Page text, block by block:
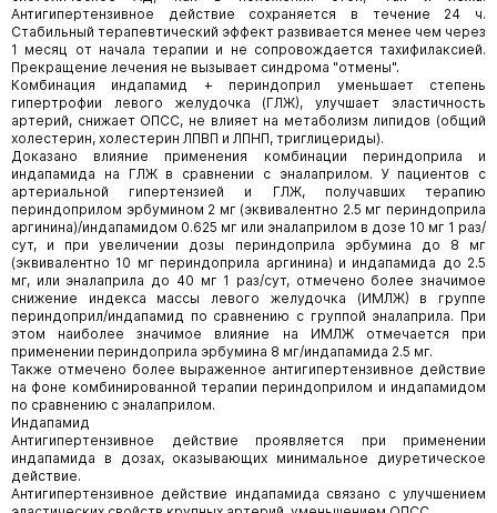
Антигипертензивное действие сохраняется в течение 24 ч.
Стабильный терапевтический эффект развивается менее чем через
1 месяц от начала терапии и не сопровождается тахифилаксией.
Прекращение лечения не вызывает синдрома "отмены".
Комбинация индапамид + периндоприл уменьшает степень
гипертрофии левого желудочка (ГЛЖ), улучшает эластичность
артерий, снижает ОПСС, не влияет на метаболизм липидов (общий
холестерин, холестерин ЛПВП и ЛПНП, триглицериды).
Доказано влияние применения комбинации периндоприла и
индапамида на ГЛЖ в сравнении с эналаприлом. У пациентов с
артериальной гипертензией и ГЛЖ, получавших терапию
периндоприлом эрбумином 2 мг (эквивалентно 2.5 мг периндоприла
аргинина)/индапамидом 0.625 мг или эналаприлом в дозе 10 мг 1 раз/
сут, и при увеличении дозы периндоприла эрбумина до 8 мг
(эквивалентно 10 мг периндоприла аргинина) и индапамида до 2.5
мг, или эналаприла до 40 мг 1 раз/сут, отмечено более значимое
снижение индекса массы левого желудочка (ИМЛЖ) в группе
периндоприл/индапамид по сравнению с группой эналаприла. При
этом наиболее значимое влияние на ИМЛЖ отмечается при
применении периндоприла эрбумина 8 мг/индапамида 2.5 мг.
Также отмечено более выраженное антигипертензивное действие
на фоне комбинированной терапии периндоприлом и индапамидом
по сравнению с эналаприлом.
Индапамид
Антигипертензивное действие проявляется при применении
индапамида в дозах, оказывающих минимальное диуретическое
действие.
Антигипертензивное действие индапамида связано с улучшением